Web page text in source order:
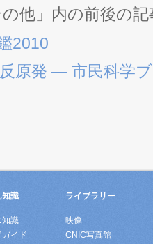
他」内の前後の記
2010
原発 ― 市民科学
知識
知識
ガイド
ライブラリー
映像
CNIC写真館